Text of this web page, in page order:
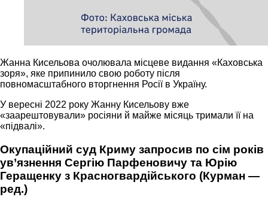
Жанна Кисельова очолювала місцеве видання «Каховська
зоря», яке припинило свою роботу після
повномасштабного вторгнення Росії в Україну.
У вересні 2022 року Жанну Кисельову вже
«заарештовували» росіяни й майже місяць тримали її на
«підвалі».
Окупаційний суд Криму запросив по сім років
ув’язнення Сергію Парфеновичу та Юрію
Геращенку з Красногвардійського (Курман —
ред.)